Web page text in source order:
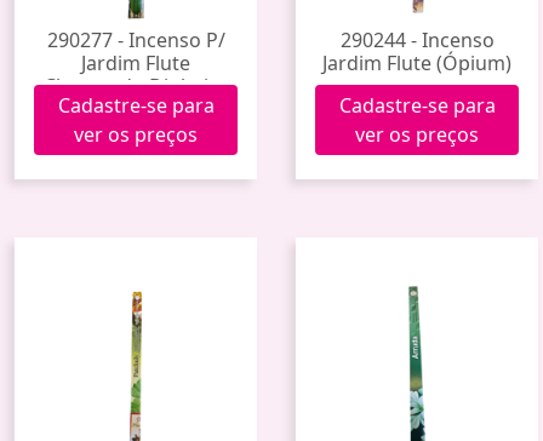
290277 - Incenso P/
Jardim Flute
Chamando Dinheiro
Cadastre-se para
ver os preços
290244 - Incenso
Jardim Flute (Ópium)
Cadastre-se para
ver os preços